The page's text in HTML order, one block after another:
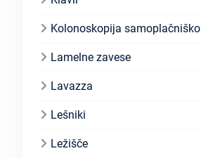
Kolonoskopija samoplačniško
Lamelne zavese
Lavazza
Lešniki
Ležišče